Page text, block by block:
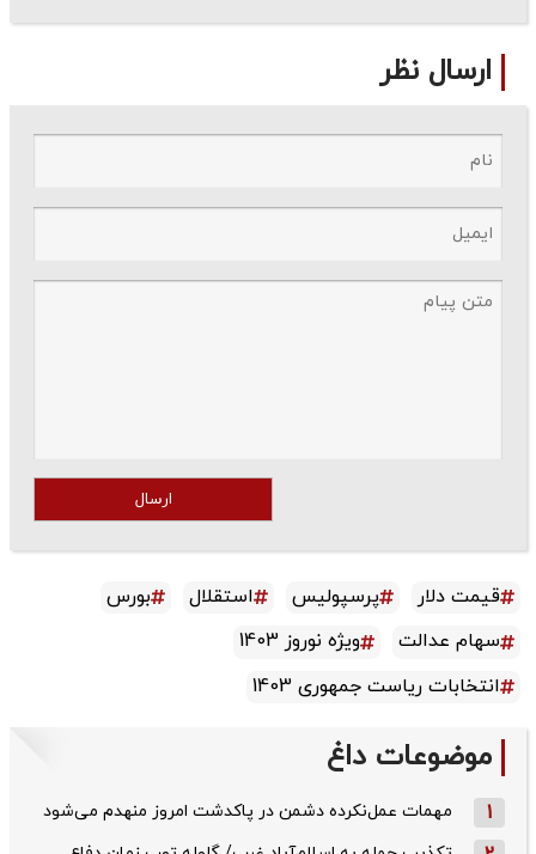
ارسال نظر
ارسال
قیمت دلار پرسپولیس استقلال
بورس
سهام عدالت
ویژه نوروز 1403
انتخابات ریاست جمهوری 1403
موضوعات داغ
1 مهمات عمل‌نکرده دشمن در پاکدشت امروز منهدم می‌شود